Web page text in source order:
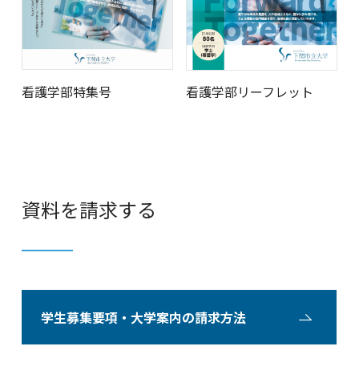
看護学部特集号 看護学部リーフレット
資料を請求する
学生募集要項・大学案内の請求方法